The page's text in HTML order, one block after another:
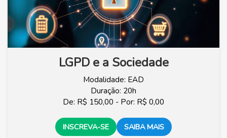
LGPD e a Sociedade
Modalidade: EAD
Duração: 20h
De: R$ 150,00 - Por: R$ 0,00
INSCREVA-SE SAIBA MAIS